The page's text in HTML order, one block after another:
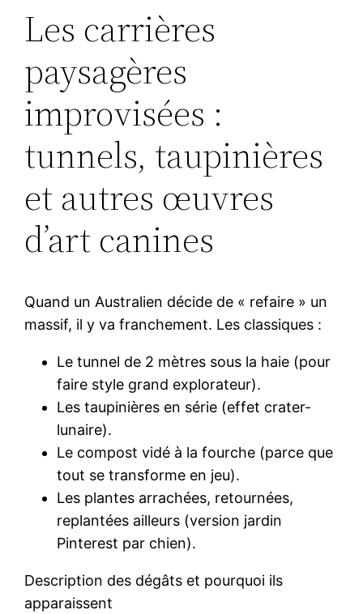
Les carrières
paysagères
improvisées :
tunnels, taupinières
et autres œuvres
d’art canines
Quand un Australien décide de « refaire » un
massif, il y va franchement. Les classiques :
Le tunnel de 2 mètres sous la haie (pour
faire style grand explorateur).
Les taupinières en série (effet crater-
lunaire).
Le compost vidé à la fourche (parce que
tout se transforme en jeu).
Les plantes arrachées, retournées,
replantées ailleurs (version jardin
Pinterest par chien).
Description des dégâts et pourquoi ils
apparaissent